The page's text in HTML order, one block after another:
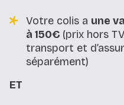
Votre colis a une
à 150€ (prix hors
transport et
séparément)
ET